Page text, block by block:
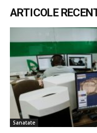
ARTICOLE
Sanatate